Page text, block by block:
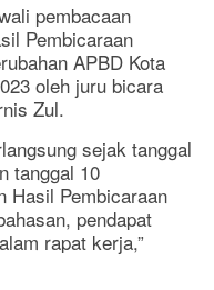
pembacaan
Pembicaraan
APBD Kota
oleh juru bicara
Zul.
sejak tanggal
tanggal 10
Hasil Pembicaraan
pendapat
rapat kerja,”